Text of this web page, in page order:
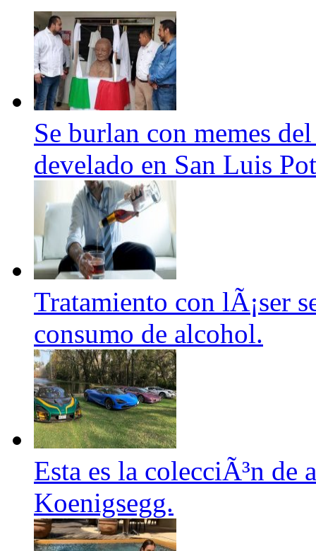
Se burlan con memes
develado en San Luis
Tratamiento con lÃ¡ser
consumo de alcohol.
Esta es la colecciÃ³n de
Koenigsegg.